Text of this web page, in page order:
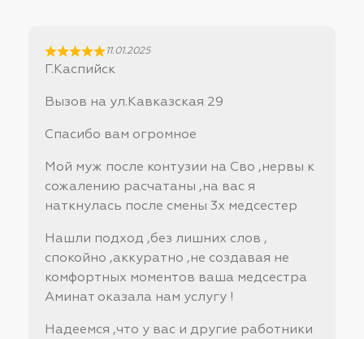
11.01.2025
Г.Каспийск
Вызов на ул.Кавказская 29
Спасибо вам огромное
Мой муж после контузии на Сво ,нервы к
сожалению расчатаны ,на вас я
наткнулась после смены 3х медсестер
Нашли подход ,без лишних слов ,
спокойно ,аккуратно ,не создавая не
комфортных моментов ваша медсестра
Аминат оказала нам услугу !
Надеемся ,что у вас и другие работники